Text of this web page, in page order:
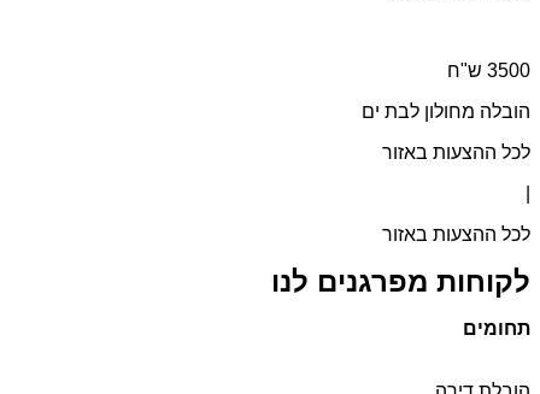
הובלה מחולון לבת ים
לכל ההצעות באזור
לכל ההצעות באזור
לקוחות מפרגנים לנו
תחומים